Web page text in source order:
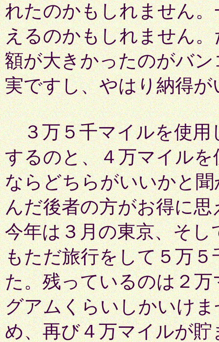
れたのかもしれません
えるのかもしれません
額が大きかったのがバ
実ですし、やはり納得
３万５千マイルを使用
するのと、４万マイル
ならどちらがいいかと
んだ後者の方がお得に
今年は３月の東京、そ
もただ旅行をして５万
た。残っているのは２
グアムくらいしかいけ
め、再び４万マイルが